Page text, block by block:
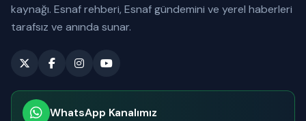
kaynağı. Esnaf rehberi, Esnaf gündemini ve yerel haberleri
tarafsız ve anında sunar.
WhatsApp Kanalımız